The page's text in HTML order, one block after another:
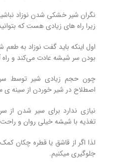
نگران شیر خشکی شدن نوزاد
زیرا راه های زیادی هست که
اول اینکه باید گفت نوزاد به
بودن سر شیشه عادت می‌کند و راه
چون حجم زیادی شیر توسط
اصطلاح در شیر خوردن از سینه ی
نیازی ندارد برای سیر شدن
تغذیه با شیشه خیلی روان و
لذا اگر از قاشق یا قطره چکان
جلوگیری میکنیم.